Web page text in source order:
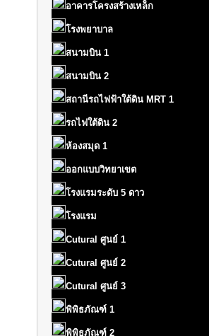
อาคารโครงสร้างเหล็ก
โรงพยาบาล
สนามบิน 1
สนามบิน 2
สถานีรถไฟฟ้าใต้ดิน MRT 1
รถไฟใต้ดิน 2
ห้องสมุด 1
ออกแบบวิทยาเขต
โรงแรมระดับ 5 ดาว
โรงแรม
Cutural ศูนย์ 1
Cutural ศูนย์ 2
Cutural ศูนย์ 3
พิพิธภัณฑ์ 1
พิพิธภัณฑ์ 2